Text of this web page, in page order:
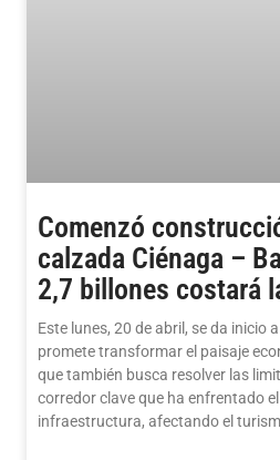
Comenzó
calzada Ciénaga –
2,7 billones costará
Este lunes, 20 de abril, se da inicio
promete transformar el paisaje
que también busca resolver las
corredor clave que ha enfrentado
infraestructura, afectando el